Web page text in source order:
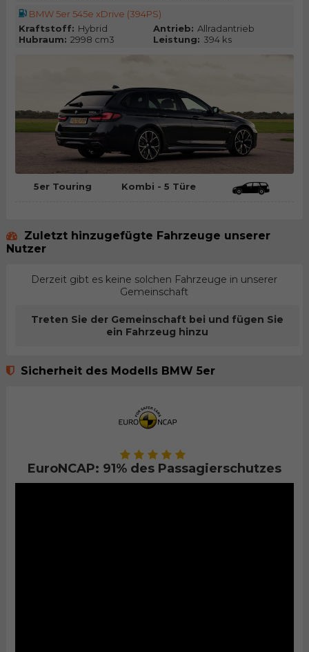
BMW 5er 545e xDrive (394PS)
Kraftstoff: Hybrid Antrieb: Allradantrieb
Hubraum: 2998 cm3 Leistung: 394 ks
5er Touring Kombi - 5 Türe
Zuletzt hinzugefügte Fahrzeuge unserer
Nutzer
Derzeit gibt es keine solchen Fahrzeuge in unserer
Gemeinschaft
Treten Sie der Gemeinschaft bei und fügen Sie
ein Fahrzeug hinzu
Sicherheit des Modells BMW 5er
EuroNCAP: 91% des Passagierschutzes